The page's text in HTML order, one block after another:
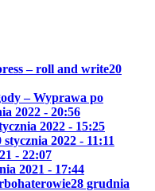
– roll and write20
– Wyprawa po
2022 - 20:56
2022 - 15:25
stycznia 2022 - 11:11
- 22:07
2021 - 17:44
28 grudnia